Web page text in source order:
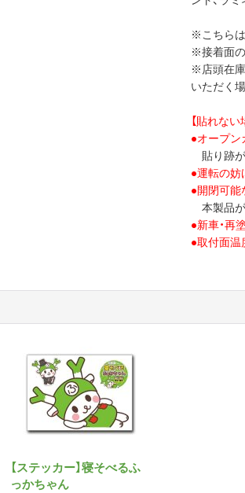
※こちらは
※接着面
※店頭在
いただく
【貼れない
●オープン
貼り跡が
●運転の妨
●開閉可能
本製品が
●新車・再
●取付面
【ステッカー】寝そべるふ
っかちゃん